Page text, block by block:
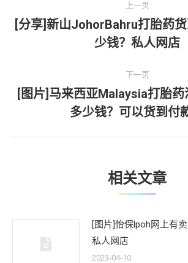
章
上一页
上
一
[分享]新山JohorBahru打胎药
少钱？私人网店
下一页
一
文
[图片]马来西亚Malaysia打胎
多少钱？可以货到付
相关文章
[图片]怡保lpoh网上有
私人网店
2023-04-10